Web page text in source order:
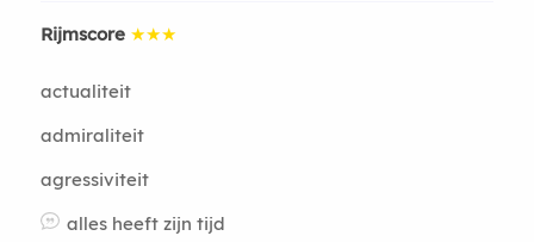
Rijmscore ★★★
actualiteit
admiraliteit
agressiviteit
alles heeft zijn tijd